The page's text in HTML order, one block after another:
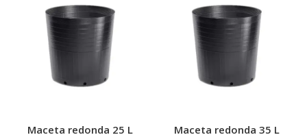
Maceta redonda 25 L Maceta redonda 35 L